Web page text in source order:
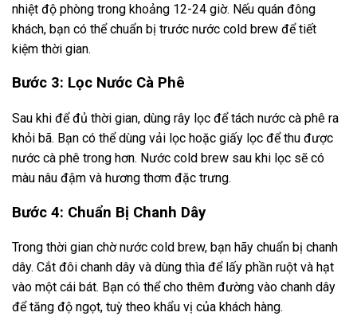
nhiệt độ phòng trong khoảng 12-24 giờ. Nếu quán đông
khách, bạn có thể chuẩn bị trước nước cold brew để tiết
kiệm thời gian.
Bước 3: Lọc Nước Cà Phê
Sau khi để đủ thời gian, dùng rây lọc để tách nước cà phê ra
khỏi bã. Bạn có thể dùng vải lọc hoặc giấy lọc để thu được
nước cà phê trong hơn. Nước cold brew sau khi lọc sẽ có
màu nâu đậm và hương thơm đặc trưng.
Bước 4: Chuẩn Bị Chanh Dây
Trong thời gian chờ nước cold brew, bạn hãy chuẩn bị chanh
dây. Cắt đôi chanh dây và dùng thìa để lấy phần ruột và hạt
vào một cái bát. Bạn có thể cho thêm đường vào chanh dây
để tăng độ ngọt, tuỳ theo khẩu vị của khách hàng.